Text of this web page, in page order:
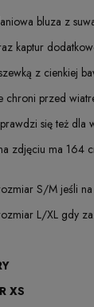
bluza z
kaptur
z cienkiej
chroni przed
się też dla
zdjęciu ma 164
S/M jeśli
L/XL gdy
XS